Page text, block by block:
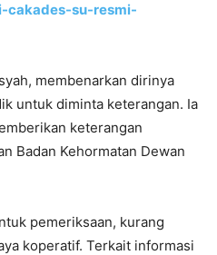
cakades-su-resmi-
membenarkan dirinya
untuk diminta keterangan. Ia
keterangan
Badan Kehormatan Dewan
pemeriksaan, kurang
koperatif. Terkait informasi